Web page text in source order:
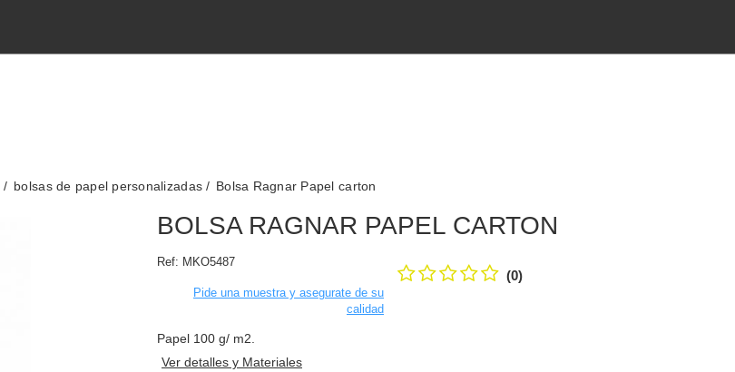
bolsas de papel personalizadas Bolsa Ragnar Papel carton
BOLSA RAGNAR PAPEL CARTON
Ref: MKO5487
(0)
Pide una muestra y asegurate de su
calidad
Papel 100 g/ m2.
Ver detalles y Materiales